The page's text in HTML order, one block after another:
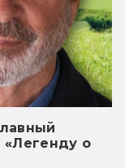
«Легенду о